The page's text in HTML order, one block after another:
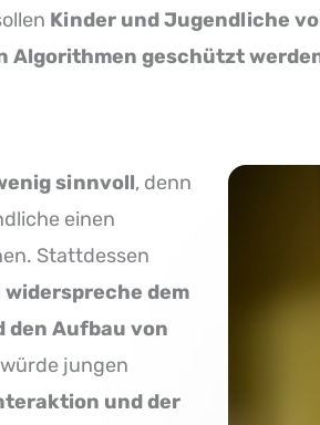
Kinder und Jugendliche
Algorithmen geschützt
sinnvoll, denn
einen
Stattdessen
widerspreche dem
den Aufbau von
jungen
und der